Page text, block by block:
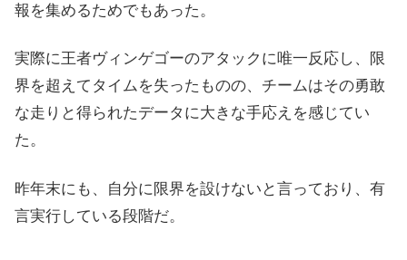
報を集めるためでもあった。
実際に王者ヴィンゲゴーのアタックに唯一反応し、限
界を超えてタイムを失ったものの、チームはその勇敢
な走りと得られたデータに大きな手応えを感じてい
た。
昨年末にも、自分に限界を設けないと言っており、有
言実行している段階だ。